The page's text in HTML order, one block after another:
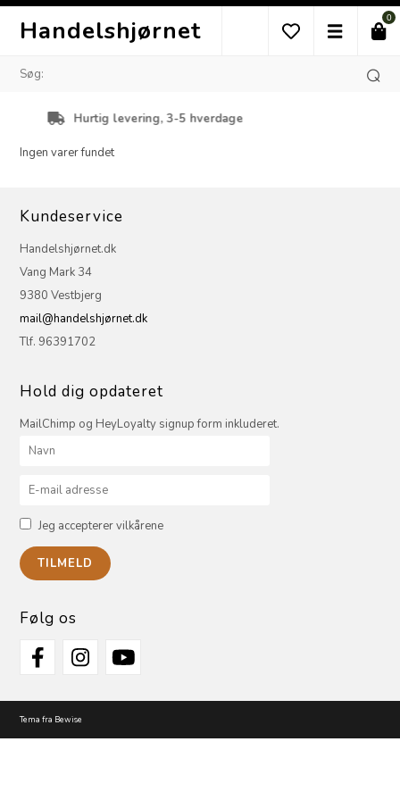
Handelshjørnet 0
levering, 3-5 hverdage
Ingen varer fundet
Kundeservice
Handelshjørnet.dk
Vang Mark 34
9380 Vestbjerg
mail@handelshjørnet.dk
Tlf. 96391702
Hold dig opdateret
MailChimp og HeyLoyalty signup form inkluderet.
Jeg accepterer vilkårene
Følg os
Tema fra Bewise